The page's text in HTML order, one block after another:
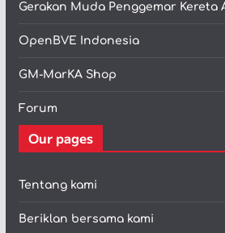
Gerakan Muda Penggemar Kereta
OpenBVE Indonesia
GM-MarKA Shop
Forum
Our pages
Tentang kami
Beriklan bersama kami